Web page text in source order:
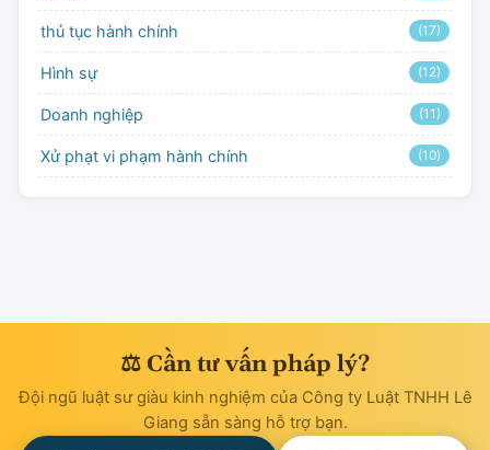
thủ tục hành chính (17)
Hình sự (12)
Doanh nghiệp (11)
Xử phạt vi phạm hành chính (10)
⚖ Cần tư vấn pháp lý?
Đội ngũ luật sư giàu kinh nghiệm của Công ty Luật TNHH Lê
Giang sẵn sàng hỗ trợ bạn.